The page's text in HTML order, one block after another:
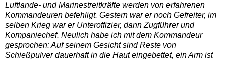
Luftlande- und Marinestreitkräfte werden von erfahrenen
Kommandeuren befehligt. Gestern war er noch Gefreiter, im
selben Krieg war er Unteroffizier, dann Zugführer und
Kompaniechef. Neulich habe ich mit dem Kommandeur
gesprochen: Auf seinem Gesicht sind Reste von
Schießpulver dauerhaft in die Haut eingebettet, ein Arm ist